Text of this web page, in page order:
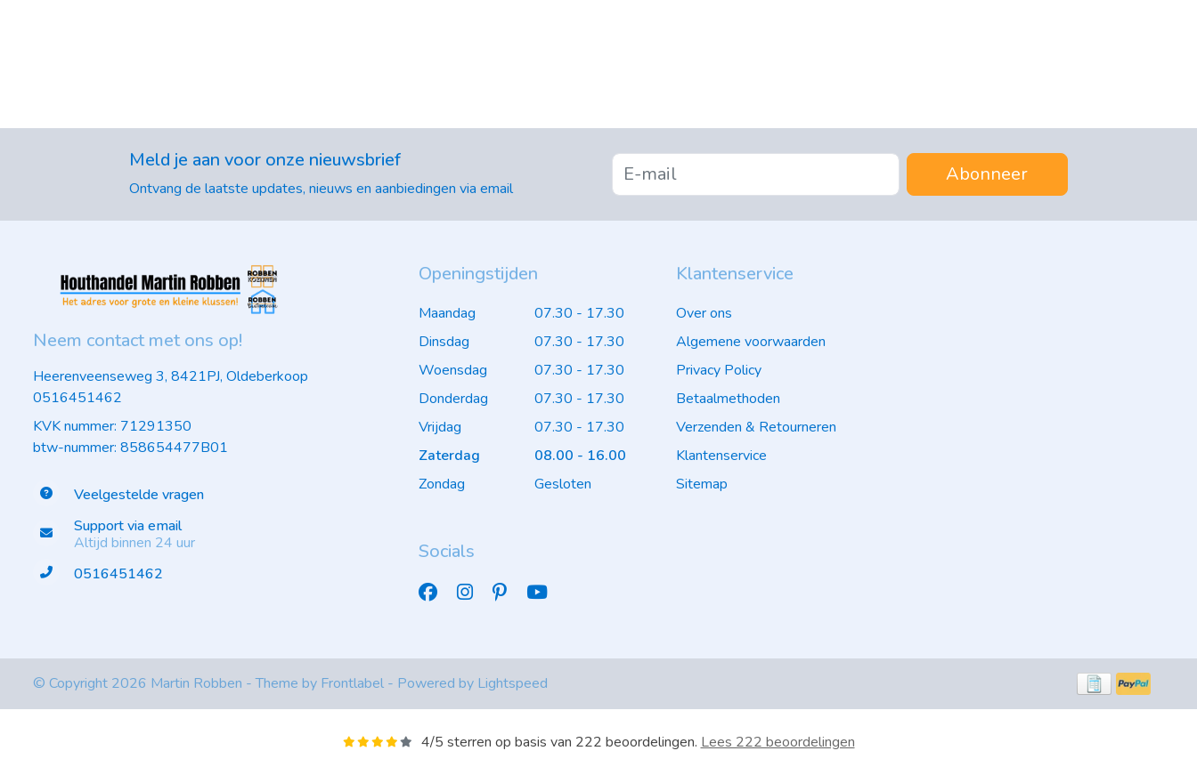
Meld je aan voor onze nieuwsbrief
Ontvang de laatste updates, nieuws en aanbiedingen via email
Abonneer
Neem contact met ons op!
Heerenveenseweg 3, 8421PJ, Oldeberkoop
0516451462
KVK nummer: 71291350
btw-nummer: 858654477B01
Veelgestelde vragen
Support via email
Altijd binnen 24 uur
0516451462
Openingstijden
Maandag
07.30 - 17.30
Dinsdag
07.30 - 17.30
Woensdag
07.30 - 17.30
Donderdag
07.30 - 17.30
Vrijdag
07.30 - 17.30
Zaterdag
08.00 - 16.00
Zondag
Gesloten
Socials
Klantenservice
Over ons
Algemene voorwaarden
Privacy Policy
Betaalmethoden
Verzenden & Retourneren
Klantenservice
Sitemap
© Copyright 2026 Martin Robben - Theme by Frontlabel - Powered by Lightspeed
4/5 sterren op basis van 222 beoordelingen.Lees 222 beoordelingen